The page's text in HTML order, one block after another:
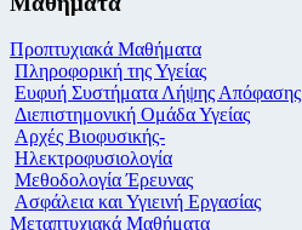
Προπτυχιακά Μαθήματα
Πληροφορική της Υγείας
Ευφυή Συστήματα Λήψης Απόφασης
Διεπιστημονική Ομάδα Υγείας
Αρχές Βιοφυσικής-
Ηλεκτροφυσιολογία
Μεθοδολογία Έρευνας
Ασφάλεια και Υγιεινή Εργασίας
Μεταπτυχιακά Μαθήματα